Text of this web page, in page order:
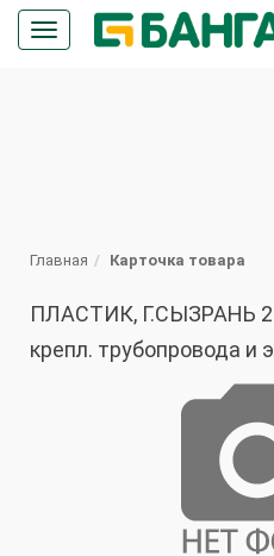
Кнопка
меню
Главная Карточка товара
ПЛАСТИК, Г.СЫЗРАНЬ
крепл. трубопровода и